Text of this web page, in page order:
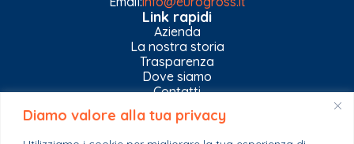
Diamo valore alla tua privacy
Link rapidi
Azienda
La nostra storia
Trasparenza
Dove siamo
Contatti
Privacy Policy
Gestisci impostazioni Cookies